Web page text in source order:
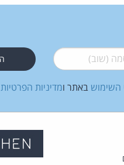
(שוב)*
השימוש באתר ומדיניות הפרטיות